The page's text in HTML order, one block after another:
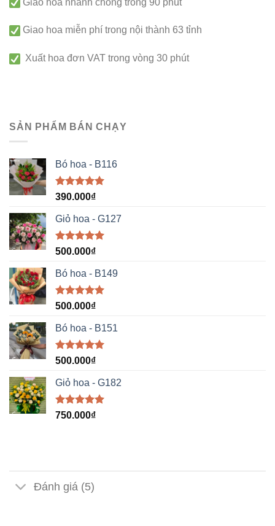
Giao hoa miễn phí trong nội thành 63 tỉnh
Xuất hoa đơn VAT trong vòng 30 phút
SẢN PHẨM BÁN CHẠY
Bó hoa - B116
Được xếp
5 sao
390.000₫
Giỏ hoa - G127
Được xếp
5 sao
500.000₫
Bó hoa - B149
Được xếp
5 sao
500.000₫
Bó hoa - B151
Được xếp
5 sao
500.000₫
Giỏ hoa - G182
Được xếp
750.000₫
Đánh giá (5)